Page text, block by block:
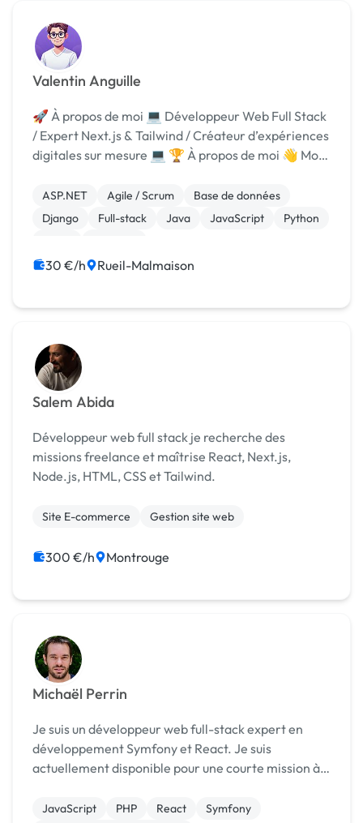
Valentin Anguille
🚀 À propos de moi 💻 Développeur Web Full Stack
/ Expert Next.js & Tailwind / Créateur d’expériences
digitales sur mesure 💻 🏆 À propos de moi 👋 Moi,
indépendant. Je conçois des sites modernes, ...
ASP.NET Agile / Scrum
Base de données
Django
Full-stack Java JavaScript
Python
30 €/h Rueil-Malmaison
Salem Abida
Développeur web full stack je recherche des
missions freelance et maîtrise React, Next.js,
Node.js, HTML, CSS et Tailwind.
Site E-commerce Gestion site web
300 €/h Montrouge
Michaël Perrin
Je suis un développeur web full-stack expert en
développement Symfony et React. Je suis
actuellement disponible pour une courte mission à
d'expérience dans le développement, je peux vous
JavaScript PHP React
Symfony